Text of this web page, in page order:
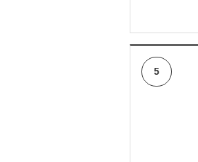
5